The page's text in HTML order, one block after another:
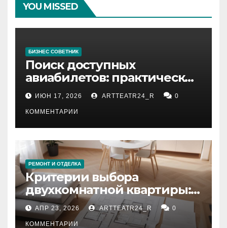
YOU MISSED
БИЗНЕС СОВЕТНИК
Поиск доступных
авиабилетов: практические
рекомендации
ИЮН 17, 2026 ARTTEATR24_R 0
КОММЕНТАРИИ
РЕМОНТ И ОТДЕЛКА
Критерии выбора
двухкомнатной квартиры:
планировка, площадь,
состояние и документация
АПР 23, 2026 ARTTEATR24_R 0
КОММЕНТАРИИ